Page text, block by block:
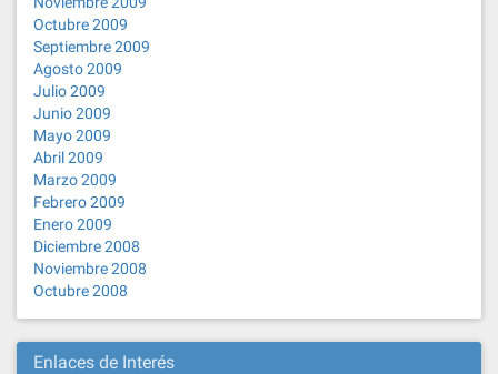
Octubre 2009
Septiembre 2009
Agosto 2009
Julio 2009
Junio 2009
Mayo 2009
Abril 2009
Marzo 2009
Febrero 2009
Enero 2009
Diciembre 2008
Noviembre 2008
Octubre 2008
Enlaces de Interés